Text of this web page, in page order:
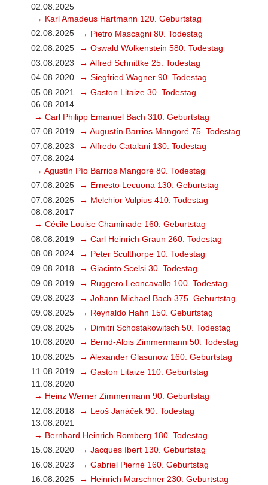
02.08.2025
→ Karl Amadeus Hartmann 120. Geburtstag
02.08.2025
→ Pietro Mascagni 80. Todestag
02.08.2025
→ Oswald Wolkenstein 580. Todestag
03.08.2023
→ Alfred Schnittke 25. Todestag
04.08.2020
→ Siegfried Wagner 90. Todestag
05.08.2021
→ Gaston Litaize 30. Todestag
06.08.2014
→ Carl Philipp Emanuel Bach 310. Geburtstag
07.08.2019
→ Augustín Barrios Mangoré 75. Todestag
07.08.2023
→ Alfredo Catalani 130. Todestag
07.08.2024
→ Agustín Pío Barrios Mangoré 80. Todestag
07.08.2025
→ Ernesto Lecuona 130. Geburtstag
07.08.2025
→ Melchior Vulpius 410. Todestag
08.08.2017
→ Cécile Louise Chaminade 160. Geburtstag
08.08.2019
→ Carl Heinrich Graun 260. Todestag
08.08.2024
→ Peter Sculthorpe 10. Todestag
09.08.2018
→ Giacinto Scelsi 30. Todestag
09.08.2019
→ Ruggero Leoncavallo 100. Todestag
09.08.2023
→ Johann Michael Bach 375. Geburtstag
09.08.2025
→ Reynaldo Hahn 150. Geburtstag
09.08.2025
→ Dimitri Schostakowitsch 50. Todestag
10.08.2020
→ Bernd-Alois Zimmermann 50. Todestag
10.08.2025
→ Alexander Glasunow 160. Geburtstag
11.08.2019
→ Gaston Litaize 110. Geburtstag
11.08.2020
→ Heinz Werner Zimmermann 90. Geburtstag
12.08.2018
→ Leoš Janáček 90. Todestag
13.08.2021
→ Bernhard Heinrich Romberg 180. Todestag
15.08.2020
→ Jacques Ibert 130. Geburtstag
16.08.2023
→ Gabriel Pierné 160. Geburtstag
16.08.2025
→ Heinrich Marschner 230. Geburtstag